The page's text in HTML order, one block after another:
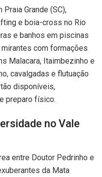
Grande (SC),
e boia-cross no Rio
e banhos em piscinas
com formações
Malacara, Itaimbezinho e
cavalgadas e flutuação
disponíveis,
preparo físico.
no Vale
entre Doutor Pedrinho e
da Mata